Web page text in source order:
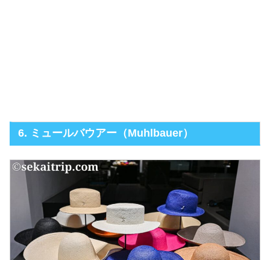
6. ミュールバウアー（Muhlbauer）